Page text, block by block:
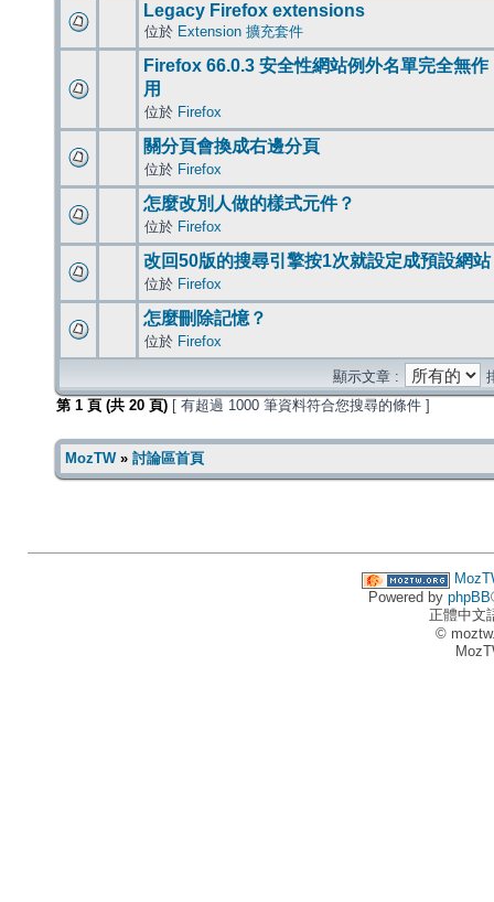
Legacy Firefox extensions
位於 Extension 擴充套件
Firefox 66.0.3 安全性網站例外名單完全無作
用
位於 Firefox
關分頁會換成右邊分頁
位於 Firefox
怎麼改別人做的樣式元件？
位於 Firefox
改回50版的搜尋引擎按1次就設定成預設網站
位於 Firefox
怎麼刪除記憶？
位於 Firefox
顯示文章 :
第 1 頁 (共 20 頁) [ 有超過 1000 筆資料符合您搜尋的條件 ]
MozTW» 討論區首頁
Powered by phpBB
正體中文
©